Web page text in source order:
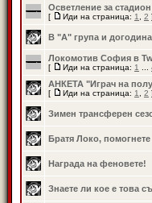
Осветление за
[ Иди на страница: 1 2 ]
В "А" група и
Локомотив София в
[ Иди на страница: 1
АНКЕТА "Играч на
[ Иди на страница: 1 2 ]
Зимен трансферен
Братя Локо,
Награда на феновете!
Знаете ли кое е това